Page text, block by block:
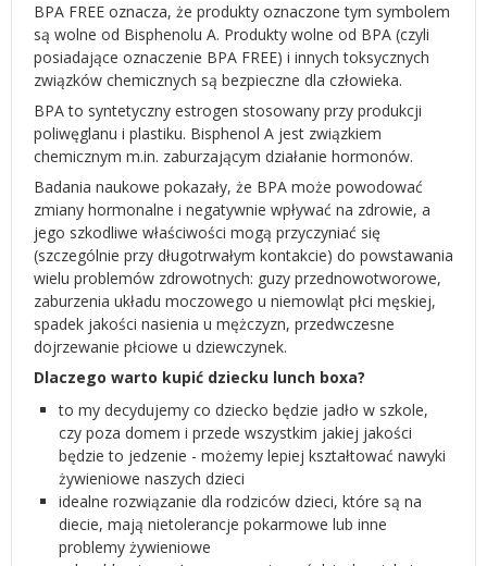
BPA FREE oznacza, że produkty oznaczone tym symbolem
są wolne od Bisphenolu A. Produkty wolne od BPA (czyli
posiadające oznaczenie BPA FREE) i innych toksycznych
związków chemicznych są bezpieczne dla człowieka.
BPA to syntetyczny estrogen stosowany przy produkcji
poliwęglanu i plastiku. Bisphenol A jest związkiem
chemicznym m.in. zaburzającym działanie hormonów.
Badania naukowe pokazały, że BPA może powodować
zmiany hormonalne i negatywnie wpływać na zdrowie, a
jego szkodliwe właściwości mogą przyczyniać się
(szczególnie przy długotrwałym kontakcie) do powstawania
wielu problemów zdrowotnych: guzy przednowotworowe,
zaburzenia układu moczowego u niemowląt płci męskiej,
spadek jakości nasienia u mężczyzn, przedwczesne
dojrzewanie płciowe u dziewczynek.
Dlaczego warto kupić dziecku lunch boxa?
to my decydujemy co dziecko będzie jadło w szkole,
czy poza domem i przede wszystkim jakiej jakości
będzie to jedzenie - możemy lepiej kształtować nawyki
żywieniowe naszych dzieci
idealne rozwiązanie dla rodziców dzieci, które są na
diecie, mają nietolerancje pokarmowe lub inne
problemy żywieniowe